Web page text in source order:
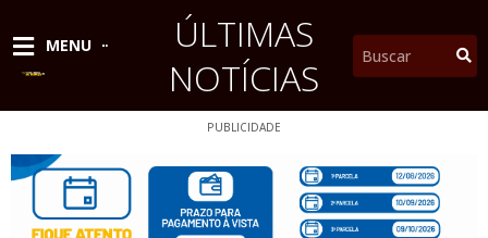
conteúdo
MENU
ÚLTIMAS
NOTÍCIAS
Pesquisar
PUBLICIDADE